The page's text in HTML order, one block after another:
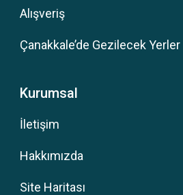
Alışveriş
Çanakkale’de Gezilecek Yerler
Kurumsal
İletişim
Hakkımızda
Site Haritası